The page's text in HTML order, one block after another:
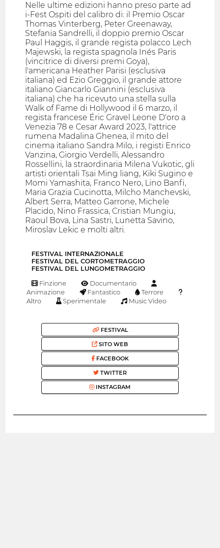
Nelle ultime edizioni hanno preso parte ad
i-Fest Ospiti del calibro di: il Premio Oscar
Thomas Vinterberg, Peter Greenaway,
Stefania Sandrelli, il doppio premio Oscar
Paul Haggis, il grande regista polacco Lech
Majewski, la regista spagnola Inés Paris
(vincitrice di diversi premi Goya),
l'americana Heather Parisi (esclusiva
italiana) ed Ezio Greggio, il grande attore
italiano Giancarlo Giannini (esclusiva
italiana) che ha ricevuto una stella sulla
Walk of Fame di Hollywood il 6 marzo, il
regista francese Éric Gravel Leone D'oro a
Venezia 78 e Cesar Award 2023, l'attrice
rumena Madalina Ghenea, il mito del
cinema italiano Sandra Milo, i registi Enrico
Vanzina, Giorgio Verdelli, Alessandro
Rossellini, la straordinaria Milena Vukotic, gli
artisti orientali Tsai Ming liang, Kiki Sugino e
Momi Yamashita, Franco Nero, Lino Banfi,
Maria Grazia Cucinotta, Milcho Manchevski,
Albert Serra, Matteo Garrone, Michele
Placido, Nino Frassica, Cristian Mungiu,
Raoul Bova, Lina Sastri, Lunetta Savino,
Miroslav Lekic e molti altri.
FESTIVAL INTERNAZIONALE
FESTIVAL DEL CORTOMETRAGGIO
FESTIVAL DEL LUNGOMETRAGGIO
Finzione
Documentario
Animazione
Fantastico
Terrore
Altro
Sperimentale Music Video
FESTIVAL
SITO WEB
FACEBOOK
TWITTER
INSTAGRAM